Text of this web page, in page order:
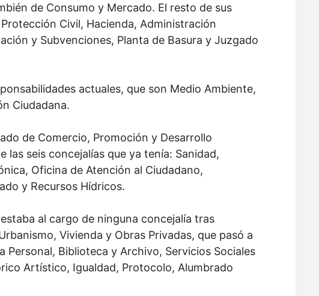
de Consumo y Mercado. El resto de sus
Civil, Hacienda, Administración
y Subvenciones, Planta de Basura y Juzgado
actuales, que son Medio Ambiente,
Ciudadana.
de Comercio, Promoción y Desarrollo
las seis concejalías que ya tenía: Sanidad,
Oficina de Atención al Ciudadano,
y Recursos Hídricos.
al cargo de ninguna concejalía tras
Vivienda y Obras Privadas, que pasó a
Personal, Biblioteca y Archivo, Servicios Sociales
Artístico, Igualdad, Protocolo, Alumbrado